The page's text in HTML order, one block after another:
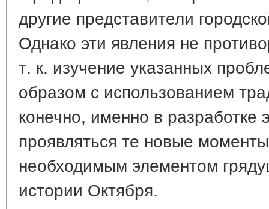
другие представители
Однако эти явления не
т. к. изучение указанных
образом с использованием
конечно, именно в разработке
проявляться те новые
необходимым элементом
истории Октября.